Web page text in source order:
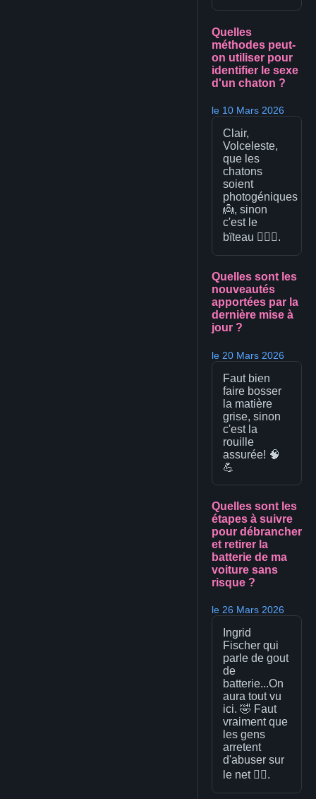
Quelles
méthodes peut-
on utiliser pour
identifier le sexe
d'un chaton ?
le 10 Mars 2026
Clair,
Volceleste,
que les
chatons
soient
photogéniques
👼, sinon
c'est le
bïteau 🤦🏻‍♂️.
Quelles sont les
nouveautés
apportées par la
dernière mise à
jour ?
le 20 Mars 2026
Faut bien
faire bosser
la matière
grise, sinon
c'est la
rouille
assurée! 🧠
💪
Quelles sont les
étapes à suivre
pour débrancher
et retirer la
batterie de ma
voiture sans
risque ?
le 26 Mars 2026
Ingrid
Fischer qui
parle de gout
de
batterie...On
aura tout vu
ici. 🤣 Faut
vraiment que
les gens
arretent
d'abuser sur
le net 🤦‍♂️.